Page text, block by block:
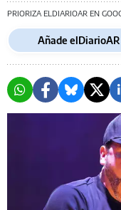
PRIORIZA ELDIARIOAR EN
Añade